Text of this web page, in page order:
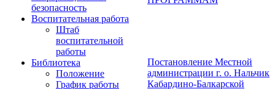
безопасность
Воспитательная работа
Штаб
воспитательной
работы
Библиотека
Положение
График работы
Постановление Местной
администрации г. о. Нальчик
Кабардино-Балкарской